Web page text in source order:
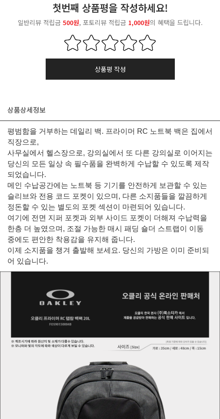
첫번째 상품평을 작성하세요!
일반리뷰 적립금 500원, 포토리뷰 적립금 1,000원의 혜택을 드립니다.
상품평 작성
상품상세정보
평범함을 거부하는 데일리 백. 프라이머 RC 노트북 백은 집에서
직장으로,
사무실에서 헬스장으로, 강의실에서 또 다른 강의실로 이어지는
당신의 모든 일상 속 필수품을 완벽하게 수납할 수 있도록 제작
되었습니다.
메인 수납공간에는 노트북 등 기기를 안전하게 보관할 수 있는
슬리브와 전용 코드 포켓이 있으며, 다른 소지품들을 깔끔하게
정돈할 수 있는 별도의 포켓 섹션이 마련되어 있습니다.
여기에 전면 지퍼 포켓과 외부 사이드 포켓이 더해져 수납력을
한층 더 높였으며, 조절 가능한 매시 패딩 숄더 스트랩이 이동
중에도 편안한 착용감을 유지해 줍니다.
이제 소지품을 챙겨 출발해 보세요. 당신의 가방은 이미 준비되
어 있습니다.